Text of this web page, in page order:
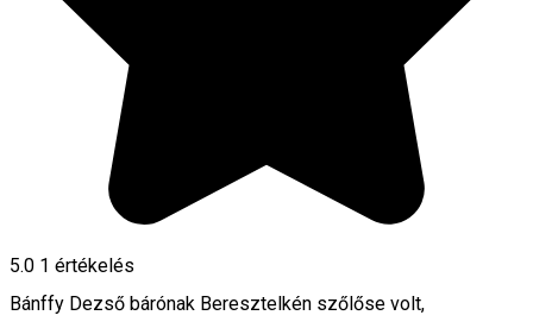
5.0 1 értékelés
Bánffy Dezső bárónak Beresztelkén szőlőse volt,